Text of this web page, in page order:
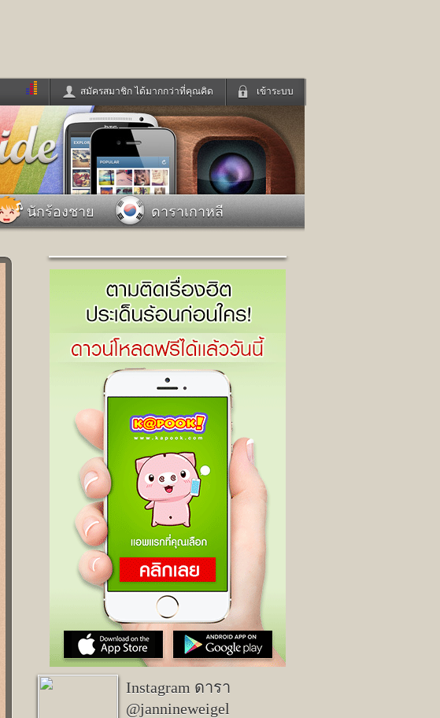
เข้าระบบ
สมัครสมาชิก ได้มากกว่าที่คุณคิด
ข่าวดารา
ดูทีวี
ฟังเพลง
ฟังวิทยุออนไลน์
แชทหมากฮอส
Glitter
แต่งงาน
แม่และเด็ก
สุขภาพ
สัตว์เลี้ยง
บ้านและการตกแต่ง
ท่องเที่ยว
Facebook
เข้าระบบด้วย User Kapook
Email
Password
เข้าระบบด้วย Facebook
นักร้องชาย
ดาราเกาหลี
Instagram ดารา
@jannineweigel